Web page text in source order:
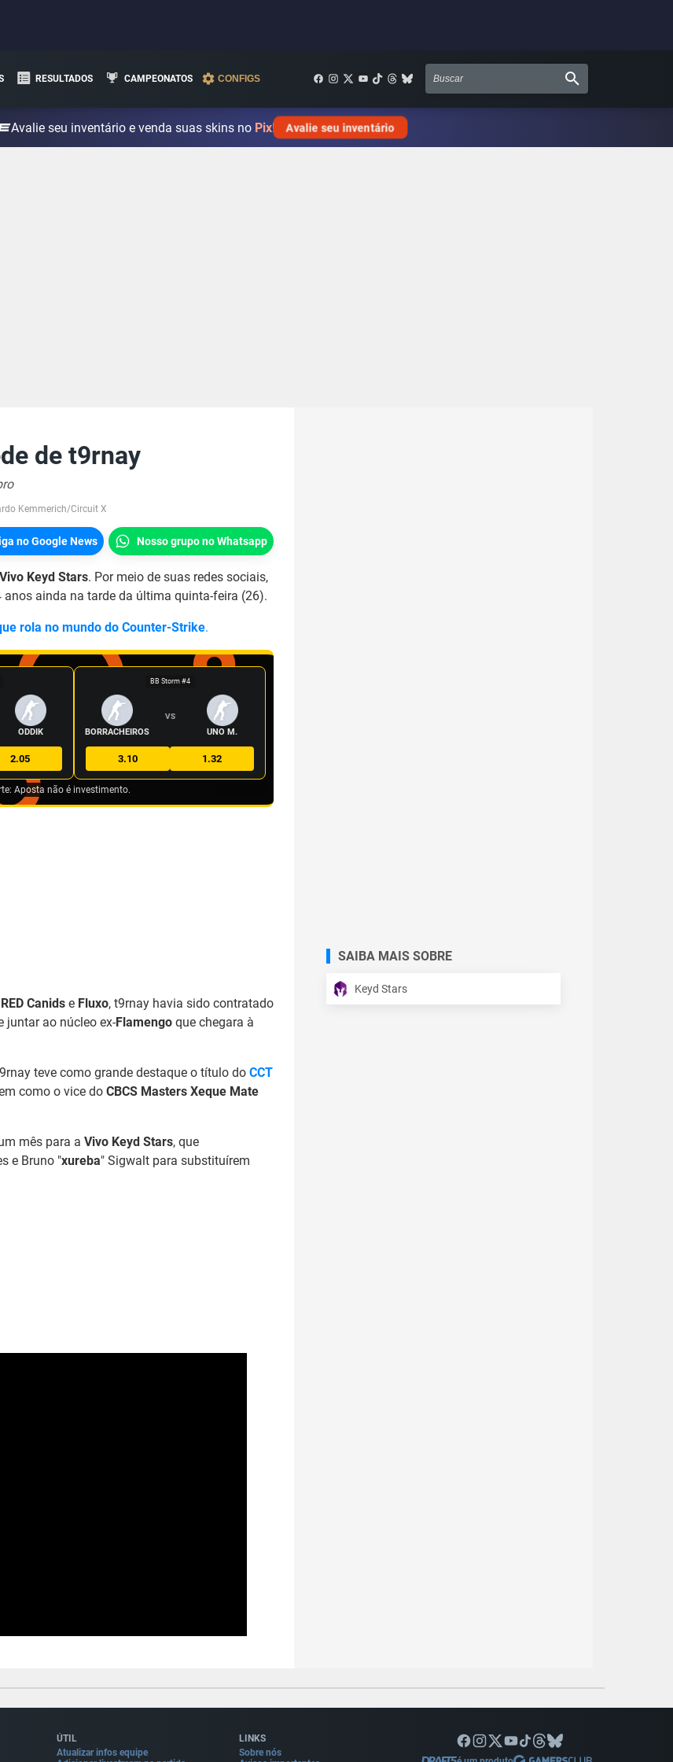
RESULTADOS CAMPEONATOS CONFIGS
Avalie seu inventário e venda suas skins no Pix! Avalie seu inventário
de t9rnay
Kemmerich/Circuit X
no Google News Nosso grupo no Whatsapp
Vivo Keyd Stars. Por meio de suas redes sociais,
ainda na tarde da última quinta-feira (26).
rola no mundo do Counter-Strike.
ODDIK
2.05
BB Storm #4
BORRACHEIROS
VS
UNO M.
3.10 1.32
Aposta não é investimento.
RED Canids e Fluxo, t9rnay havia sido contratado
juntar ao núcleo ex-Flamengo que chegara à
teve como grande destaque o título do CCT
como o vice do CBCS Masters Xeque Mate
mês para a Vivo Keyd Stars, que
e Bruno "xureba" Sigwalt para substituírem
SAIBA MAIS SOBRE
Keyd Stars
ÚTIL
Atualizar infos equipe
LINKS
Sobre nós